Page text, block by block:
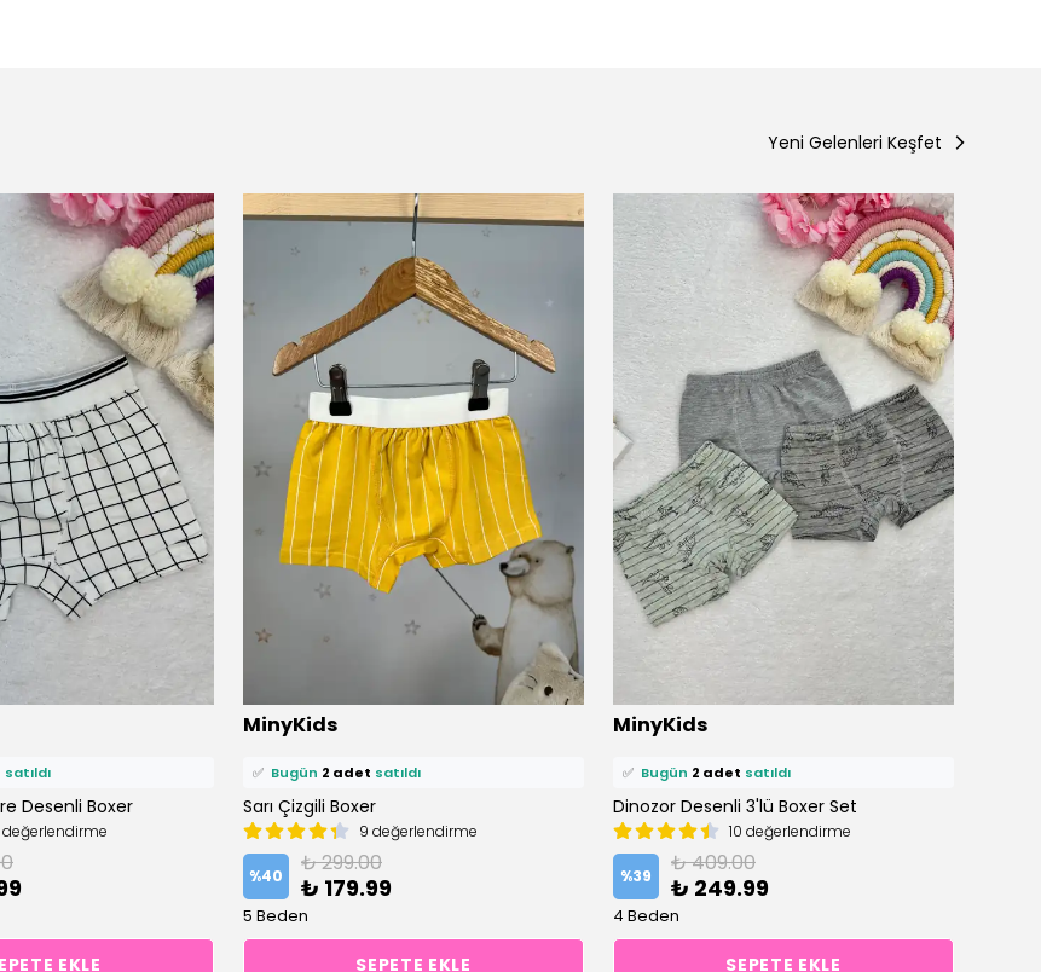
Yeni Gelenleri Keşfet
satıldı
Desenli Boxer
değerlendirme
EKLE
MinyKids
⭐️ Bu ürünü10 kişifavoriledi!
6 kişi
✅ Bugün 2 adet satıldı
Sarı Çizgili Boxer
9 değerlendirme
%40 ₺ 299.00
₺ 179.99
5 Beden
SEPETE EKLE
MinyKids
⭐️ Bu ürünü10 kişifavoriledi!
7 kişi
✅ Bugün 2 adet satıldı
Dinozor Desenli 3'lü Boxer Set
10 değerlendirme
%39 ₺ 409.00
₺ 249.99
4 Beden
SEPETE EKLE